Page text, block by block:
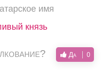
имя
князь
Да 0